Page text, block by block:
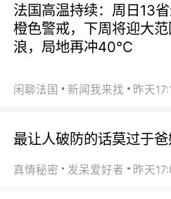
法国高温持续：周日13
橙色警戒，下周将迎大
浪，局地再冲40℃
闲聊法国 新闻我来找 昨天
最让人破防的话莫过于
真情秘密 发呆爱好者 昨天